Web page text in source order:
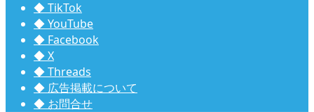
◆ TikTok
◆ YouTube
◆ Facebook
◆ X
◆ Threads
◆ 広告掲載について
◆ お問合せ